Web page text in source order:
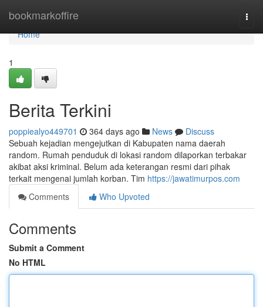
bookmarkoffire
Home
Home
1
Berita Terkini
poppiealyo449701 364 days ago News
Discuss
Sebuah kejadian mengejutkan di Kabupaten nama daerah
random. Rumah penduduk di lokasi random dilaporkan terbakar
akibat aksi kriminal. Belum ada keterangan resmi dari pihak
terkait mengenai jumlah korban. Tim https://jawatimurpos.com
Comments
Who Upvoted
Comments
Submit a Comment
No HTML